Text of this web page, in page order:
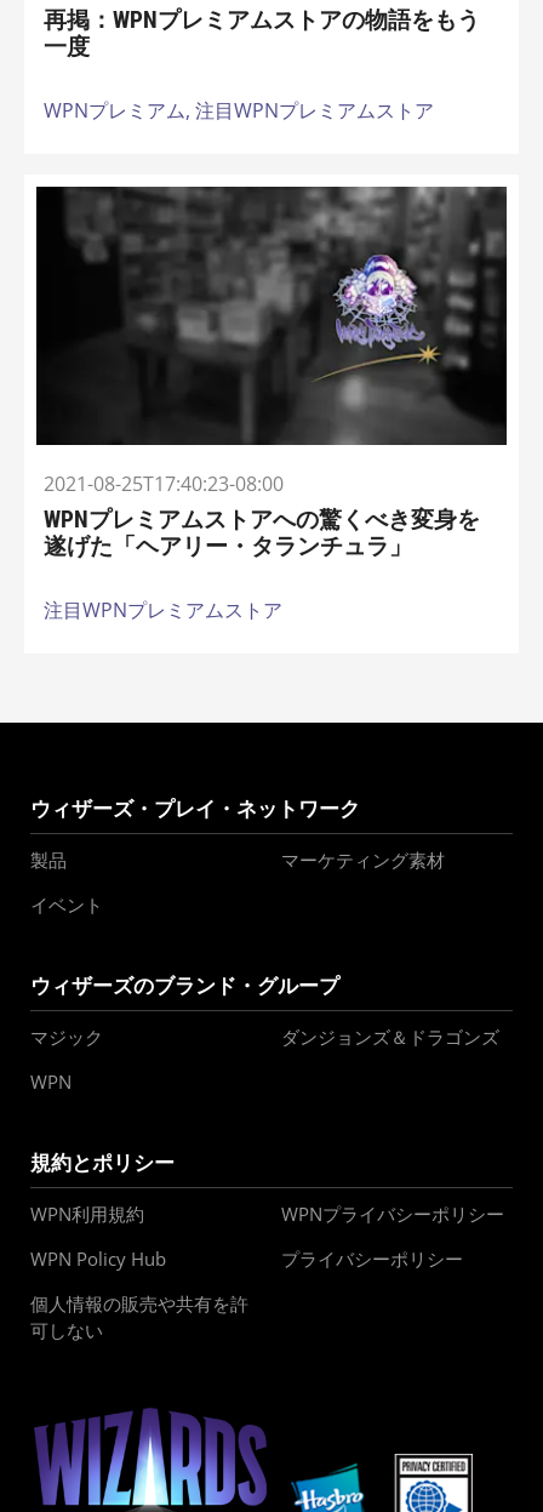
再掲：WPNプレミアムストアの物語をもう
一度
WPNプレミアム, 注目WPNプレミアムストア
2021-08-25T17:40:23-08:00
WPNプレミアムストアへの驚くべき変身を
遂げた「ヘアリー・タランチュラ」
注目WPNプレミアムストア
ウィザーズ・プレイ・ネットワーク
製品
マーケティング素材
イベント
ウィザーズのブランド・グループ
マジック
ダンジョンズ＆ドラゴンズ
WPN
規約とポリシー
WPN利用規約
WPNプライバシーポリシー
WPN Policy Hub
プライバシーポリシー
個人情報の販売や共有を許
可しない